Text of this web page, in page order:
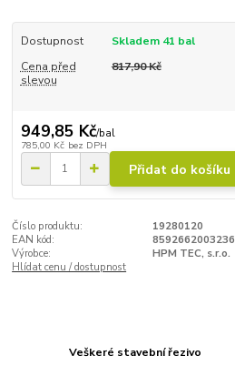
Dostupnost
Skladem 41 bal
Cena před
slevou
817,90 Kč
949,85 Kč/bal
785,00 Kč bez DPH
Přidat do košíku
Číslo produktu:
19280120
EAN kód:
8592662003236
Výrobce:
HPM TEC, s.r.o.
Hlídat cenu / dostupnost
Veškeré stavební řezivo